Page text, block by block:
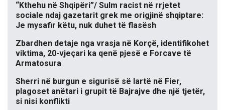
“Kthehu në Shqipëri”/ Sulm racist në rrjetet
sociale ndaj gazetarit grek me origjinë shqiptare:
Je mysafir këtu, nuk duhet të flasësh
Zbardhen detaje nga vrasja në Korçë, identifikohet
viktima, 20-vjeçari ka qenë pjesë e Forcave të
Armatosura
Sherri në burgun e sigurisë së lartë në Fier,
plagoset anëtari i grupit të Bajrajve dhe një tjetër,
si nisi konflikti